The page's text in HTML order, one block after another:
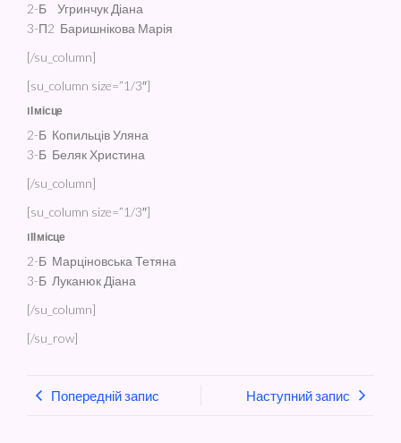
2-Б Угринчук Діана
3-П2 Баришнікова Марія
[/su_column]
[su_column size=”1/3″]
IІ місце
2-Б Копильців Уляна
3-Б Беляк Христина
[/su_column]
[su_column size=”1/3″]
IІІ місце
2-Б Марціновська Тетяна
3-Б Луканюк Діана
[/su_column]
[/su_row]
Попередній запис Наступний запис